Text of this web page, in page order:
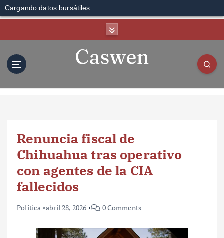
Cargando datos bursátiles...
Renuncia fiscal de
Chihuahua tras operativo
con agentes de la CIA
fallecidos
Política abril 28, 2026 0 Comments